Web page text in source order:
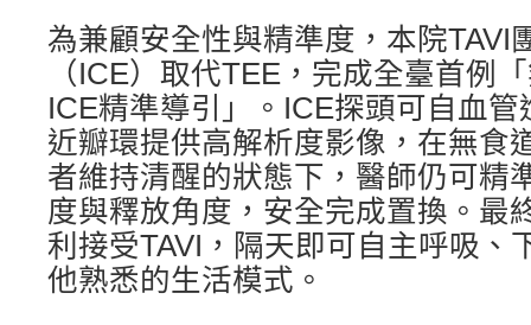
為兼顧安全性與精準度，本院TAVI
（ICE）取代TEE，完成全臺首例
ICE精準導引」。ICE探頭可自血
近瓣環提供高解析度影像，在無食
者維持清醒的狀態下，醫師仍可精
度與釋放角度，安全完成置換。最
利接受TAVI，隔天即可自主呼吸、
他熟悉的生活模式。